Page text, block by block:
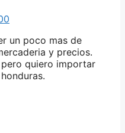
un poco mas de
y precios.
quiero importar